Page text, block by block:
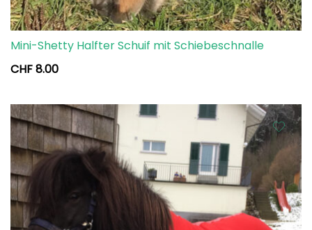
Mini-Shetty Halfter Schuif mit Schiebeschnalle
CHF8.00